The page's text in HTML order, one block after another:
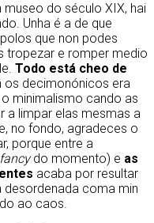
do século XIX, hai
Unha é a de que
que non podes
tropezar e romper medio
Todo está cheo de
os decimonónicos era
minimalismo cando as
a limpar elas mesmas a
no fondo, agradeces o
porque entre a
fancydo momento) e as
acaba por resultar
desordenada coma min
ao caos.